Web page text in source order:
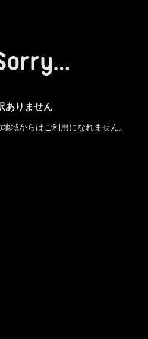
ありません
域からはご利用になれません。